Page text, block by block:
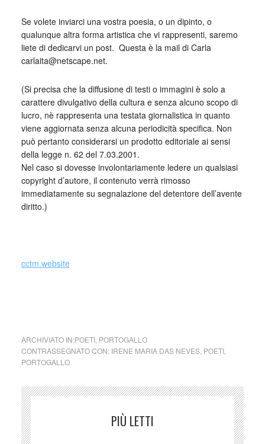
Se volete inviarci una vostra poesia, o un dipinto, o
qualunque altra forma artistica che vi rappresenti, saremo
liete di dedicarvi un post. Questa è la mail di Carla
carlaita@netscape.net.
(Si precisa che la diffusione di testi o immagini è solo a
carattere divulgativo della cultura e senza alcuno scopo di
lucro, nè rappresenta una testata giornalistica in quanto
viene aggiornata senza alcuna periodicità specifica. Non
può pertanto considerarsi un prodotto editoriale ai sensi
della legge n. 62 del 7.03.2001.
Nel caso si dovesse involontariamente ledere un qualsiasi
copyright d’autore, il contenuto verrà rimosso
immediatamente su segnalazione del detentore dell’avente
diritto.)
cctm.website
ARCHIVIATO IN:POETI, PORTOGALLO
CONTRASSEGNATO CON: IRENE MARIA DAS NEVES, POETI,
PORTOGALLO
PIÙ LETTI